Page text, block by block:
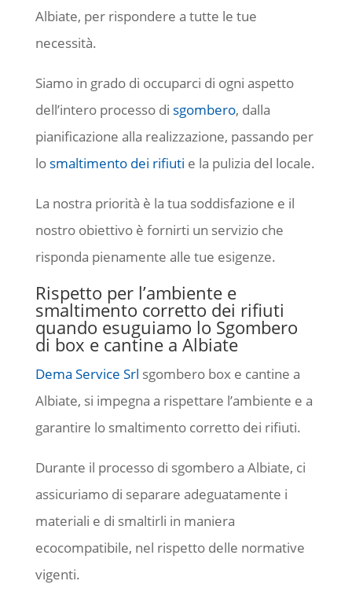
Albiate, per rispondere a tutte le tue
necessità.
Siamo in grado di occuparci di ogni aspetto
dell’intero processo di sgombero, dalla
pianificazione alla realizzazione, passando per
lo smaltimento dei rifiuti e la pulizia del locale.
La nostra priorità è la tua soddisfazione e il
nostro obiettivo è fornirti un servizio che
risponda pienamente alle tue esigenze.
Rispetto per l’ambiente e
smaltimento corretto dei rifiuti
quando esuguiamo lo Sgombero
di box e cantine a Albiate
Dema Service Srl sgombero box e cantine a
Albiate, si impegna a rispettare l’ambiente e a
garantire lo smaltimento corretto dei rifiuti.
Durante il processo di sgombero a Albiate, ci
assicuriamo di separare adeguatamente i
materiali e di smaltirli in maniera
ecocompatibile, nel rispetto delle normative
vigenti.